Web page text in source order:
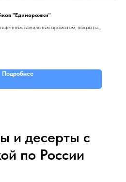
"Единорожки"
ванильным ароматом, покрытые
Подробнее
и десерты с
по России